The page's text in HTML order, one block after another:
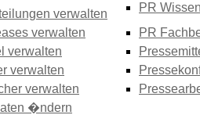
verwalten
verwalten
verwalten
verwalten
verwalten
�ndern
PR
PR